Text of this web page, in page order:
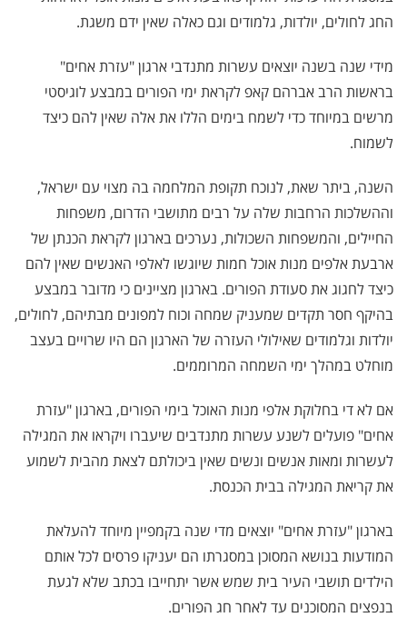
החג לחולים, יולדות, גלמודים וגם כאלה שאין ידם משגת.
מידי שנה בשנה יוצאים עשרות מתנדבי ארגון "עזרת אחים"
בראשות הרב אברהם קאפ לקראת ימי הפורים במבצע לוגיסטי
מרשים במיוחד כדי לשמח בימים הללו את אלה שאין להם כיצד
לשמוח.
השנה, ביתר שאת, לנוכח תקופת המלחמה בה מצוי עם ישראל,
וההשלכות הרחבות שלה על רבים מתושבי הדרום, משפחות
החיילים, והמשפחות השכולות, נערכים בארגון לקראת הכנתן של
ארבעת אלפים מנות אוכל חמות שיוגשו לאלפי האנשים שאין להם
כיצד לחגוג את סעודת הפורים. בארגון מציינים כי מדובר במבצע
בהיקף חסר תקדים שמעניק שמחה וכוח למפונים מבתיהם, לחולים,
יולדות וגלמודים שאילולי העזרה של הארגון הם היו שרויים בעצב
מוחלט במהלך ימי השמחה המרוממים.
אם לא די בחלוקת אלפי מנות האוכל בימי הפורים, בארגון "עזרת
אחים" פועלים לשנע עשרות מתנדבים שיעברו ויקראו את המגילה
לעשרות ומאות אנשים ונשים שאין ביכולתם לצאת מהבית לשמוע
את קריאת המגילה בבית הכנסת.
בארגון "עזרת אחים" יוצאים מדי שנה בקמפיין מיוחד להעלאת
המודעות בנושא המסוכן במסגרתו הם יעניקו פרסים לכל אותם
הילדים תושבי העיר בית שמש אשר יתחייבו בכתב שלא לגעת
בנפצים המסוכנים עד לאחר חג הפורים.